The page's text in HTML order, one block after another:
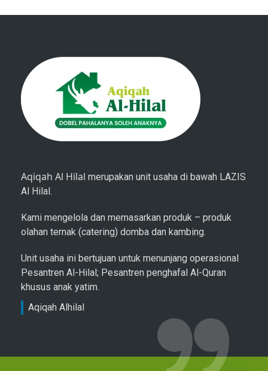
Aqiqah Al Hilal merupakan unit usaha di bawah LAZIS
Al Hilal.
Kami mengelola dan memasarkan produk – produk
olahan ternak (catering) domba dan kambing.
Unit usaha ini bertujuan untuk menunjang operasional
Pesantren Al-Hilal; Pesantren penghafal Al-Quran
khusus anak yatim.
Aqiqah Alhilal